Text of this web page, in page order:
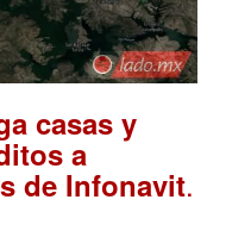
casas y
a
de Infonavit.